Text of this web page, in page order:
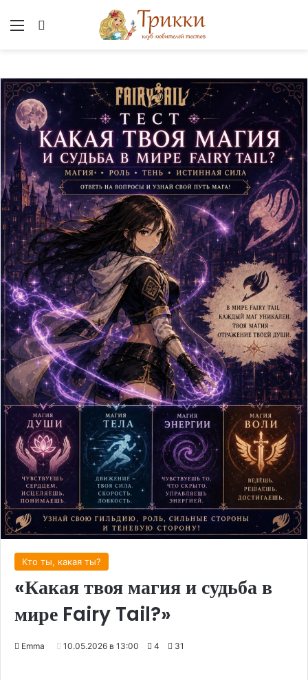
Меню
Кто ты, какая ты?
«Какая твоя магия и судьба в
мире Fairy Tail?»
Emma 10.05.2026 в 13:00 4 31